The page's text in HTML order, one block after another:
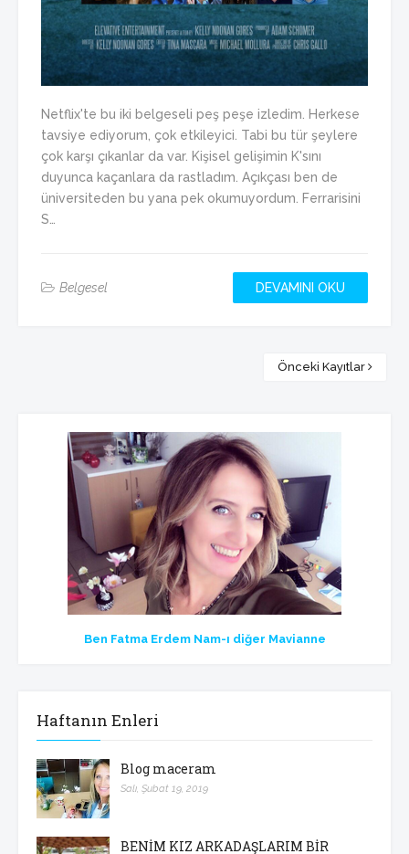
Netflix'te bu iki belgeseli peş peşe izledim. Herkese
tavsiye ediyorum, çok etkileyici. Tabi bu tür şeylere
çok karşı çıkanlar da var. Kişisel gelişimin K'sını
duyunca kaçanlara da rastladım. Açıkçası ben de
üniversiteden bu yana pek okumuyordum. Ferrarisini
S…
Belgesel DEVAMINI OKU
Önceki Kayıtlar
Ben Fatma Erdem Nam-ı diğer Mavianne
Haftanın Enleri
Blog maceram
Salı, Şubat 19, 2019
BENİM KIZ ARKADAŞLARIM BİR